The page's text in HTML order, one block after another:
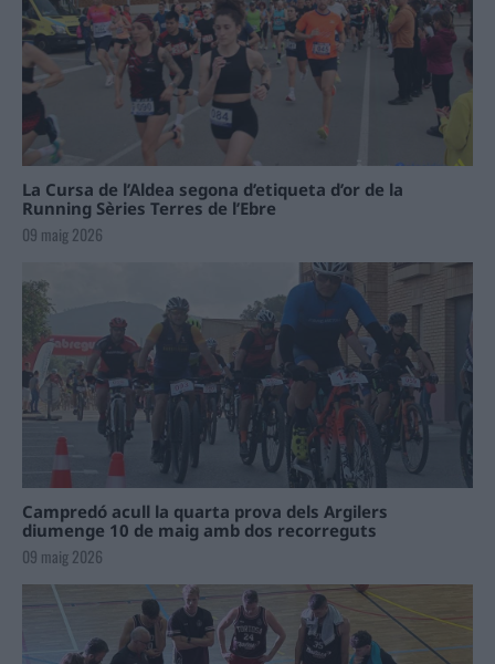
La Cursa de l’Aldea segona d’etiqueta d’or de la
Running Sèries Terres de l’Ebre
09 maig 2026
Campredó acull la quarta prova dels Argilers
diumenge 10 de maig amb dos recorreguts
09 maig 2026